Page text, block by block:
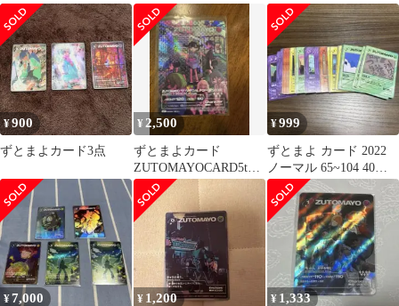
¥900
ずとまよカード3点
¥ 2,500
ずとまよカード
ZUTOMAYOCARD5thS
PECIAL POPUPSTORE
¥999
ずとまよ カード 2022
ノーマル 65~104 40枚
セット
¥7,000 ¥ 1,200 ¥ 1,333